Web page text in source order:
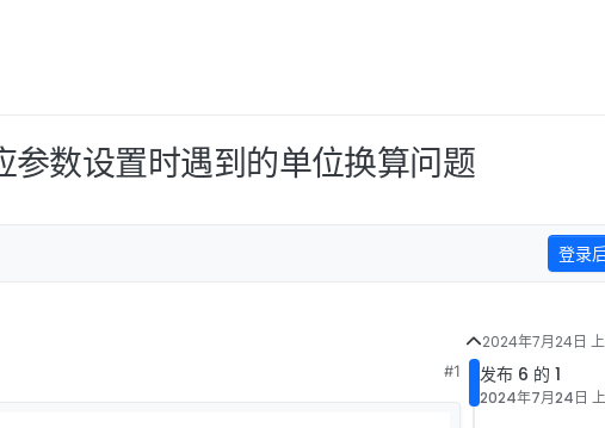
数设置时遇到的单位换算问题
登录
#1
2024年7月24日
发布 6 的 1
2024年7月24日